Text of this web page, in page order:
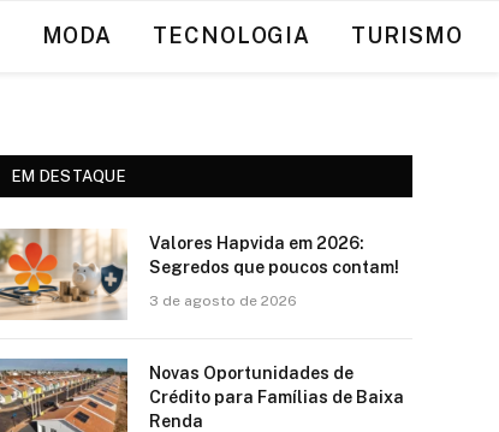
MODA TECNOLOGIA TURISMO
EM DESTAQUE
Valores Hapvida em 2026:
Segredos que poucos contam!
3 de agosto de 2026
Novas Oportunidades de
Crédito para Famílias de Baixa
Renda